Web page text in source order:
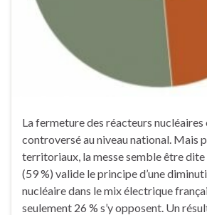
La fermeture des réacteurs nucléaires
controversé au niveau national. Mais
territoriaux, la messe semble être
(59 %) valide le principe d’une
nucléaire dans le mix électrique
seulement 26 % s’y opposent. Un